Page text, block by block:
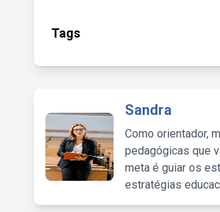
Tags
Sandra
Como orientador,
pedagógicas que
meta é guiar os
estratégias